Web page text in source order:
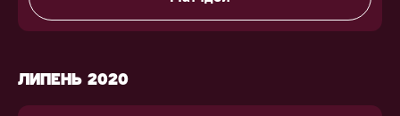
ЛИПЕНЬ 2020